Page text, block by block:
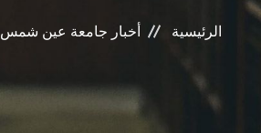
الرئيسية أخبار جامعة عين شمس